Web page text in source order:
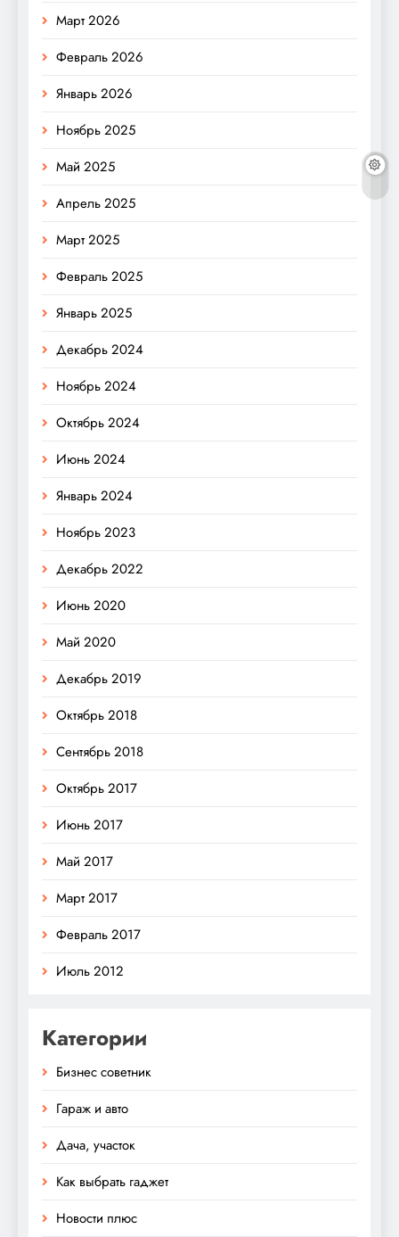
Март 2026
Февраль 2026
Январь 2026
Ноябрь 2025
Май 2025
Апрель 2025
Март 2025
Февраль 2025
Январь 2025
Декабрь 2024
Ноябрь 2024
Октябрь 2024
Июнь 2024
Январь 2024
Ноябрь 2023
Декабрь 2022
Июнь 2020
Май 2020
Декабрь 2019
Октябрь 2018
Сентябрь 2018
Октябрь 2017
Июнь 2017
Май 2017
Март 2017
Февраль 2017
Июль 2012
Категории
Бизнес советник
Гараж и авто
Дача, участок
Как выбрать гаджет
Новости плюс